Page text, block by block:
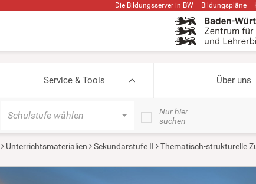
Die Bildungsserver in BW Bildungspläne
Service & Tools Über uns
Schulstufe wählen
Nur hier
suchen
Unterrichtsmaterialien Sekundarstufe II
Thematisch-strukturelle